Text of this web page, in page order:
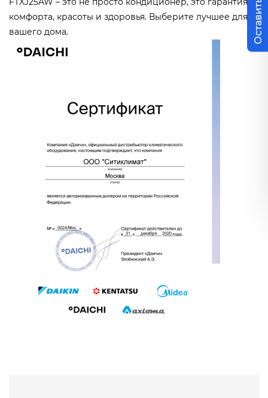
комфорта, красоты и здоровья. Выберите лучшее для
вашего дома.